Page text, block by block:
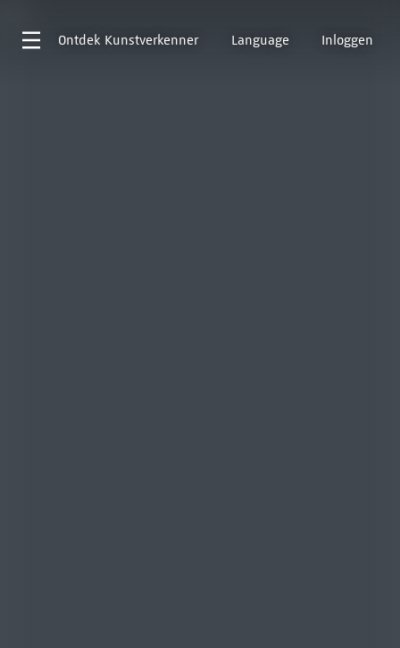
Ontdek Kunstverkenner Language Inloggen